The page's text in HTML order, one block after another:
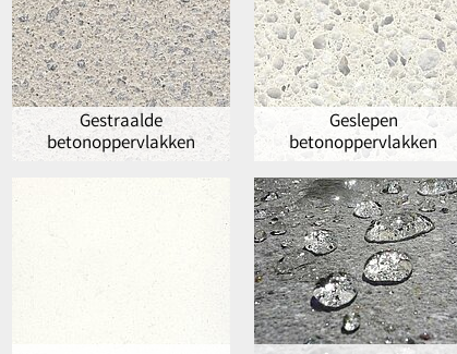
Gestraalde
betonoppervlakken
Geslepen
betonoppervlakken